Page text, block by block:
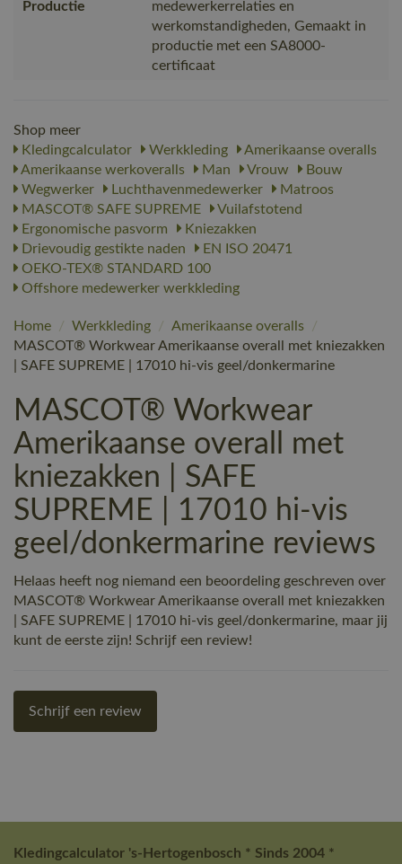
Productie
medewerkerrelaties en
werkomstandigheden, Gemaakt in
productie met een SA8000-
certificaat
Shop meer
Kledingcalculator
Werkkleding
Amerikaanse overalls
Amerikaanse werkoveralls
Man Vrouw
Bouw
Wegwerker
Luchthavenmedewerker
Matroos
MASCOT® SAFE SUPREME
Vuilafstotend
Ergonomische pasvorm
Kniezakken
Drievoudig gestikte naden
EN ISO 20471
OEKO-TEX® STANDARD 100
Offshore medewerker werkkleding
Home / Werkkleding / Amerikaanse overalls
/
MASCOT® Workwear Amerikaanse overall met kniezakken
| SAFE SUPREME | 17010 hi-vis geel/donkermarine
MASCOT® Workwear
Amerikaanse overall met
kniezakken | SAFE
SUPREME | 17010 hi-vis
geel/donkermarine reviews
Helaas heeft nog niemand een beoordeling geschreven over
MASCOT® Workwear Amerikaanse overall met kniezakken
| SAFE SUPREME | 17010 hi-vis geel/donkermarine, maar jij
kunt de eerste zijn! Schrijf een review!
Schrijf een review
Kledingcalculator 's-Hertogenbosch * Sinds 2004 *